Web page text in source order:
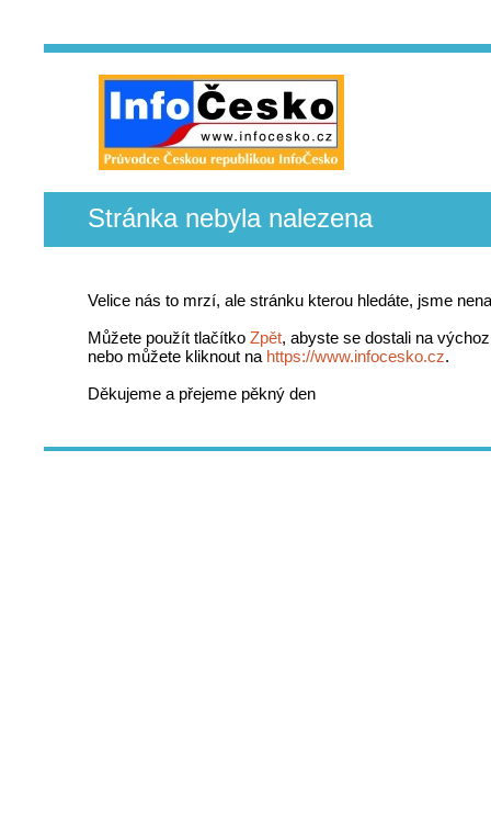
Stránka nebyla nalezena
Velice nás to mrzí, ale stránku kterou hledáte, jsme
Můžete použít tlačítko Zpět, abyste se dostali na
nebo můžete kliknout na https://www.infocesko.cz.
Děkujeme a přejeme pěkný den